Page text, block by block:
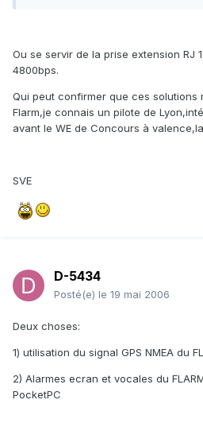
Ou se servir de la prise extension RJ
4800bps.
Qui peut confirmer que ces solutions
Flarm,je connais un pilote de
avant le WE de Concours à
SVE
D-5434
Posté(e) le 19 mai 2006
Deux choses:
1) utilisation du signal GPS NMEA du
2) Alarmes ecran et vocales du
PocketPC